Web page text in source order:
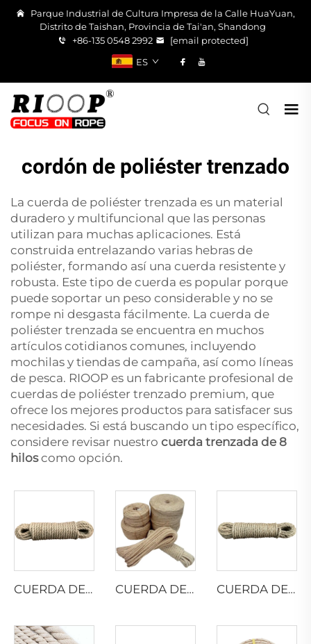
Parque Industrial de Cultura Impresa de la Calle HuaYuan,
Distrito de Taishan, Provincia de Tai'an, Shandong
+86-135 0548 2992
[email protected]
ES
cordón de poliéster trenzado
La cuerda de poliéster trenzada es un material
duradero y multifuncional que las personas
utilizan para muchas aplicaciones. Está
construida entrelazando varias hebras de
poliéster, formando así una cuerda resistente y
robusta. Este tipo de cuerda es popular porque
puede soportar un peso considerable y no se
rompe ni desgasta fácilmente. La cuerda de
poliéster trenzada se encuentra en muchos
artículos cotidianos comunes, incluyendo
mochilas y tiendas de campaña, así como líneas
de pesca. RIOOP es un fabricante profesional de
cuerdas de poliéster trenzado premium, que
ofrece los mejores productos para satisfacer sus
necesidades. Si está buscando un tipo específico,
considere revisar nuestro cuerda trenzada de 8
hiloscomo opción.
CUERDA DE YUTE RETORCIDA CUERDA DE SISAL TRENZADA CUERDA DE SISAL TRENZADA